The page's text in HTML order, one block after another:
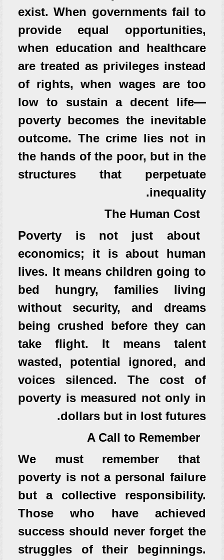
exist. When governments fail to
provide equal opportunities,
when education and healthcare
are treated as privileges instead
of rights, when wages are too
low to sustain a decent life—
poverty becomes the inevitable
outcome. The crime lies not in
the hands of the poor, but in the
structures that perpetuate
inequality.
The Human Cost
Poverty is not just about
economics; it is about human
lives. It means children going to
bed hungry, families living
without security, and dreams
being crushed before they can
take flight. It means talent
wasted, potential ignored, and
voices silenced. The cost of
poverty is measured not only in
dollars but in lost futures.
A Call to Remember
We must remember that
poverty is not a personal failure
but a collective responsibility.
Those who have achieved
success should never forget the
struggles of their beginnings.